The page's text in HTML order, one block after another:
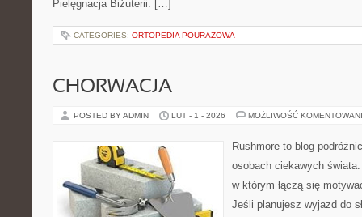
Pielęgnacja Biżuterii. […]
CATEGORIES: ORTOPEDIA POURAZOWA
CHORWACJA
POSTED BY ADMIN LUT - 1 - 2026 MOŻLIWOŚĆ
Rushmore to blog
osobach ciekawych
w którym łączą się
Jeśli planujesz wyjazd do